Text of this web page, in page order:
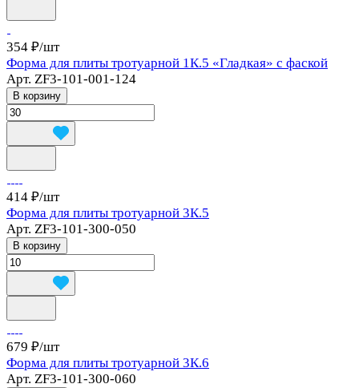
354 ₽/шт
Форма для плиты тротуарной 1К.5 «Гладкая» с фаской
Арт. ZF3-101-001-124
В корзину
414 ₽/шт
Форма для плиты тротуарной 3К.5
Арт. ZF3-101-300-050
В корзину
679 ₽/шт
Форма для плиты тротуарной 3К.6
Арт. ZF3-101-300-060